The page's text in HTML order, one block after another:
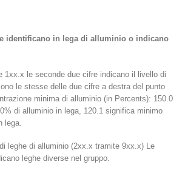
identificano in lega di alluminio o indicano
1xx.x le seconde due cifre indicano il livello di
le stesse delle due cifre a destra del punto
minima di alluminio (in Percents): 150.0
di alluminio in lega, 120.1 significa minimo
lega.
leghe di alluminio (2xx.x tramite 9xx.x) Le
leghe diverse nel gruppo.